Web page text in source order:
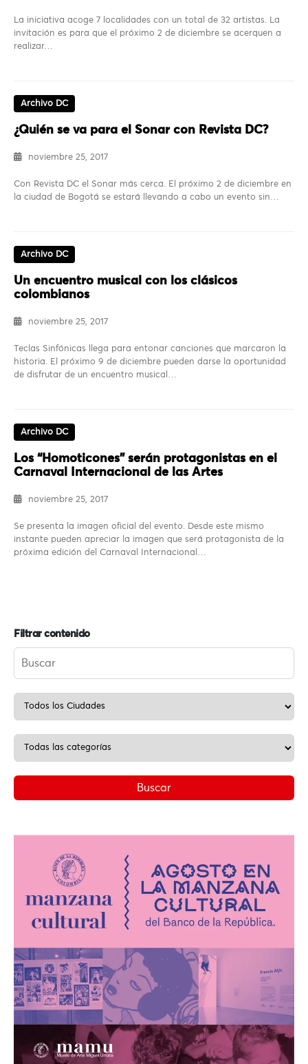
La iniciativa acoge 7 localidades con un total de 32 artistas. La
invitación es para que el próximo 2 de diciembre se acerquen a
realizar…
Archivo DC
¿Quién se va para el Sonar con Revista DC?
noviembre 25, 2017
Con Revista DC el Sonar más cerca. El próximo 2 de diciembre en
la ciudad de Bogotá se estará llevando a cabo un evento sin…
Archivo DC
Un encuentro musical con los clásicos
colombianos
noviembre 25, 2017
Teclas Sinfónicas llega para entonar canciones que marcaron la
historia. El próximo 9 de diciembre pueden darse la oportunidad
de disfrutar de un encuentro musical…
Archivo DC
Los “Homoticones” serán protagonistas en el
Carnaval Internacional de las Artes
noviembre 25, 2017
Se presenta la imagen oficial del evento. Desde este mismo
instante pueden apreciar la imagen que será protagonista de la
próxima edición del Carnaval Internacional…
Filtrar contenido